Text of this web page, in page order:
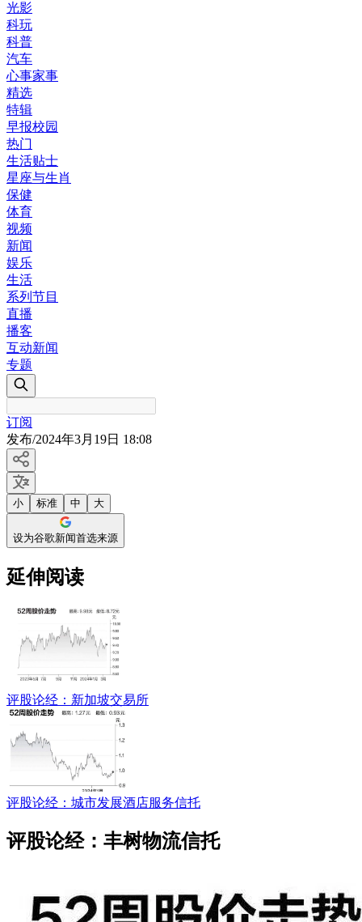
光影
科玩
科普
汽车
心事家事
精选
特辑
早报校园
热门
生活贴士
星座与生肖
保健
体育
视频
新闻
娱乐
生活
系列节目
直播
播客
互动新闻
专题
订阅
发布/2024年3月19日 18:08
小 标准 中 大
设为谷歌新闻首选来源
延伸阅读
评股论经：新加坡交易所
评股论经：城市发展酒店服务信托
评股论经：丰树物流信托